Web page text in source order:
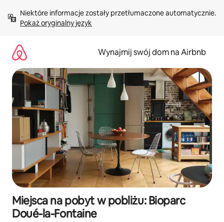
treści Pokaż oryginalny język
Wynajmij swój dom na Airbnb
Miejsca na pobyt w pobliżu: Bioparc
Doué-la-Fontaine